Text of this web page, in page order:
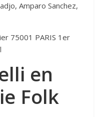
Amparo Sanchez,
75001 PARIS 1er
en
Folk